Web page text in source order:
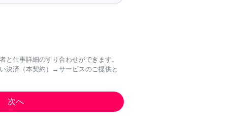
と仕事詳細のすり合わせができます。
決済（本契約）→サービスのご提供と